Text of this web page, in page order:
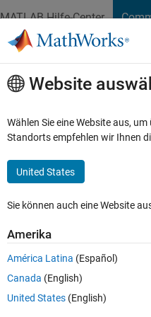
MATLAB Hilfe-Center
File Exchange Cody
Fragen Antworten
i use particle
of shortest
by mobile robot?
ADAIKKAPPAN 8
Website
Wählen Sie eine Website aus,
Standorts empfehlen wir Ihnen
United States
Sie können auch eine Website
Amerika
América Latina (Español)
Canada (English)
United States (English)